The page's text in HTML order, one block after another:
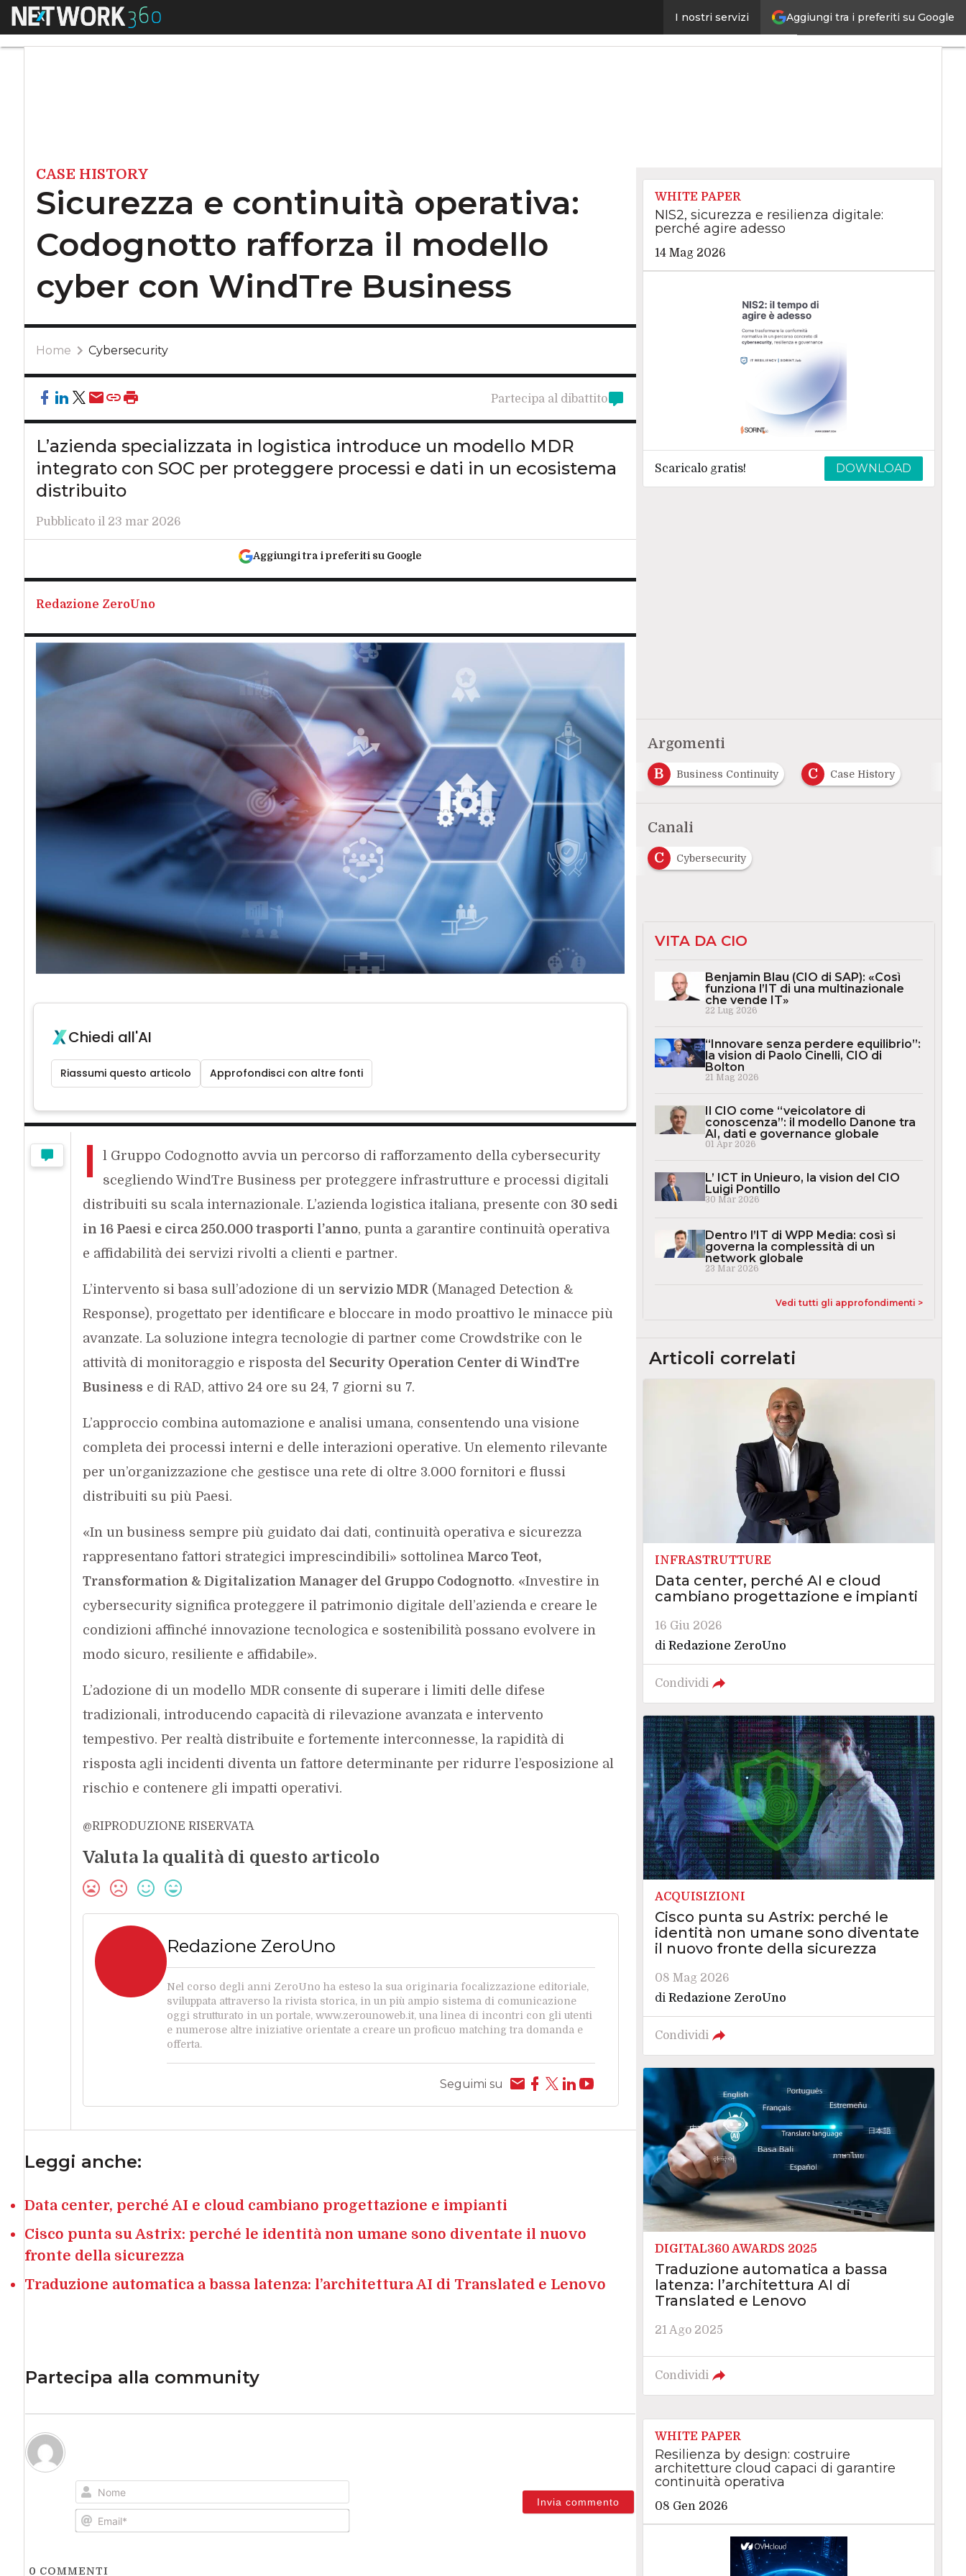
Aggiungi tra i preferiti su Google
I nostri servizi
Menu Sicurezza e continuità operativa: Codognotto rafforza il modello cyber con WindTre BusinessUltimi
articoli
Agile4Executive
CASE HISTORY
Sicurezza e continuità operativa:
Codognotto rafforza il modello
cyber con WindTre Business
Home Cybersecurity
Partecipa al dibattito
L’azienda specializzata in logistica introduce un modello MDR
integrato con SOC per proteggere processi e dati in un ecosistema
distribuito
Pubblicato il 23 mar 2026
Aggiungi tra i preferiti su Google
Redazione ZeroUno
Chiedi all'AI
Riassumi questo articolo Approfondisci con altre fonti
I
l Gruppo Codognotto avvia un percorso di rafforzamento della cybersecurity
scegliendo WindTre Business per proteggere infrastrutture e processi digitali
distribuiti su scala internazionale. L’azienda logistica italiana, presente con 30 sedi
in 16 Paesi e circa 250.000 trasporti l’anno, punta a garantire continuità operativa
e affidabilità dei servizi rivolti a clienti e partner.
L’intervento si basa sull’adozione di un servizio MDR (Managed Detection &
Response), progettato per identificare e bloccare in modo proattivo le minacce più
avanzate. La soluzione integra tecnologie di partner come Crowdstrike con le
attività di monitoraggio e risposta del Security Operation Center di WindTre
Business e di RAD, attivo 24 ore su 24, 7 giorni su 7.
L’approccio combina automazione e analisi umana, consentendo una visione
completa dei processi interni e delle interazioni operative. Un elemento rilevante
per un’organizzazione che gestisce una rete di oltre 3.000 fornitori e flussi
distribuiti su più Paesi.
«In un business sempre più guidato dai dati, continuità operativa e sicurezza
rappresentano fattori strategici imprescindibili» sottolinea Marco Teot,
Transformation & Digitalization Manager del Gruppo Codognotto. «Investire in
cybersecurity significa proteggere il patrimonio digitale dell’azienda e creare le
condizioni affinché innovazione tecnologica e sostenibilità possano evolvere in
modo sicuro, resiliente e affidabile».
L’adozione di un modello MDR consente di superare i limiti delle difese
tradizionali, introducendo capacità di rilevazione avanzata e intervento
tempestivo. Per realtà distribuite e fortemente interconnesse, la rapidità di
risposta agli incidenti diventa un fattore determinante per ridurre l’esposizione al
rischio e contenere gli impatti operativi.
@RIPRODUZIONE RISERVATA
Valuta la qualità di questo articolo
Redazione ZeroUno
Nel corso degli anni ZeroUno ha esteso la sua originaria focalizzazione editoriale,
sviluppata attraverso la rivista storica, in un più ampio sistema di comunicazione
oggi strutturato in un portale, www.zerounoweb.it, una linea di incontri con gli utenti
e numerose altre iniziative orientate a creare un proficuo matching tra domanda e
offerta.
Seguimi su
Leggi anche:
Data center, perché AI e cloud cambiano progettazione e impianti
Cisco punta su Astrix: perché le identità non umane sono diventate il nuovo
fronte della sicurezza
Traduzione automatica a bassa latenza: l’architettura AI di Translated e Lenovo
Partecipa alla community
Email*
0 COMMENTI
WHITE PAPER
NIS2, sicurezza e resilienza digitale:
perché agire adesso
14 Mag 2026
Scaricalo gratis! DOWNLOAD
Argomenti
B
Business Continuity C Case History
Canali
C
Cybersecurity
VITA DA CIO
Benjamin Blau (CIO di SAP): «Così
funziona l’IT di una multinazionale
che vende IT»
22 Lug 2026
“Innovare senza perdere equilibrio”:
la vision di Paolo Cinelli, CIO di
Bolton
21 Mag 2026
Il CIO come “veicolatore di
conoscenza”: il modello Danone tra
AI, dati e governance globale
01 Apr 2026
L’ ICT in Unieuro, la vision del CIO
Luigi Pontillo
30 Mar 2026
Dentro l’IT di WPP Media: così si
governa la complessità di un
network globale
23 Mar 2026
Vedi tutti gli approfondimenti >
Articoli correlati
INFRASTRUTTURE
Data center, perché AI e cloud
cambiano progettazione e impianti
16 Giu 2026
di Redazione ZeroUno
Condividi
ACQUISIZIONI
Cisco punta su Astrix: perché le
identità non umane sono diventate
il nuovo fronte della sicurezza
08 Mag 2026
di Redazione ZeroUno
Condividi
DIGITAL360 AWARDS 2025
Traduzione automatica a bassa
latenza: l’architettura AI di
Translated e Lenovo
21 Ago 2025
Condividi
WHITE PAPER
Resilienza by design: costruire
architetture cloud capaci di garantire
continuità operativa
08 Gen 2026